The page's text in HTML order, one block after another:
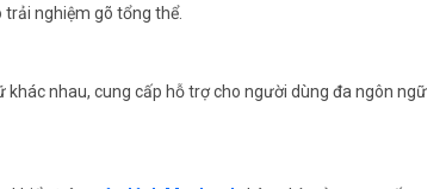
nghiệm gõ tổng thể.
khác nhau, cung cấp hỗ trợ cho người dùng đa ngôn ngữ